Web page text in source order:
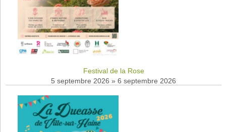
Festival de la Rose
5 septembre 2026 » 6 septembre 2026